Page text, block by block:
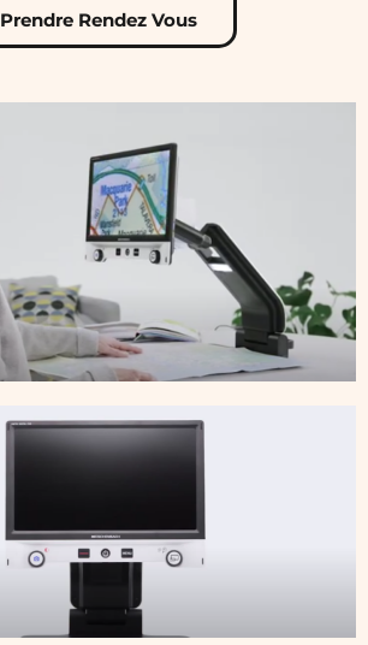
Prendre Rendez Vous